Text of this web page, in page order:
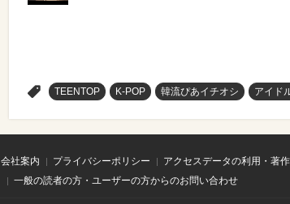
TEENTOP K-POP 韓流ぴあイチオシ アイド
会社案内 プライバシーポリシー アクセスデータの利用・著
一般の読者の方・ユーザーの方からのお問い合わせ